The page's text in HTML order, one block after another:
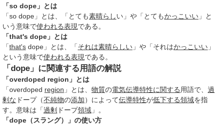
「so dope」とは
「so dope」とは、「とても素晴らしい」や「とてもかっこいい 」と
いう意味で使われる表現である。
「that's dope」とは
「that's dope」とは、「それは素晴らしい 」や「それはかっこいい 」
という意味で使われる表現である。
「dope」に関連する用語の解説
「overdoped region」とは
「overdoped region 」とは、 物質の電気伝導特性に関する 用語で、 過
剰な ドープ（不純物の添加）によって伝導特性が低下する領域を指
す。意味は「過剰 ドープ領域 」。
「dope（スラング）」の使い方